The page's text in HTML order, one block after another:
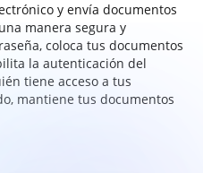
y envía documentos
manera segura y
coloca tus documentos
la autenticación del
tiene acceso a tus
mantiene tus documentos